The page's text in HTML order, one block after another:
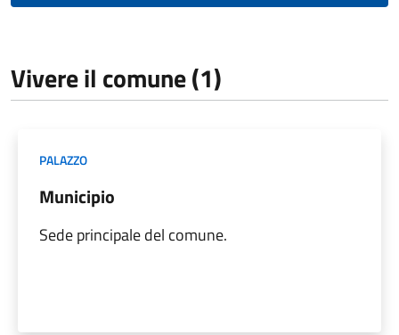
Vivere il comune (1)
PALAZZO
Municipio
Sede principale del comune.